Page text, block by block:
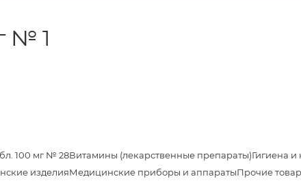
№ 1
100 мг № 28Витамины (лекарственные препараты)Гигиена и
изделияМедицинские приборы и аппаратыПрочие